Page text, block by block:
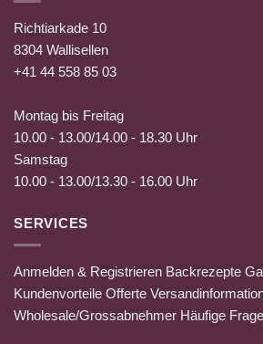
Richtiarkade 10
8304 Wallisellen
+41 44 558 85 03
Montag bis Freitag
10.00 - 13.00/14.00 - 18.30 Uhr
Samstag
10.00 - 13.00/13.30 - 16.00 Uhr
SERVICES
Anmelden & Registrieren Backrezepte
Kundenvorteile Offerte
Wholesale/Grossabnehmer Häufige